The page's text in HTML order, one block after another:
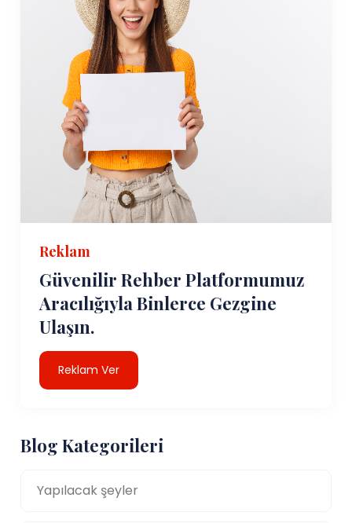
Reklam
Güvenilir Rehber Platformumuz
Aracılığıyla Binlerce Gezgine
Ulaşın.
Reklam Ver
Blog Kategorileri
Yapılacak şeyler